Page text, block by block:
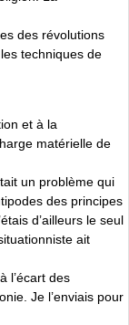
des révolutions
techniques de
et à la
matérielle de
un problème qui
des principes
d’ailleurs le seul
ait
l’écart des
Je l’enviais pour